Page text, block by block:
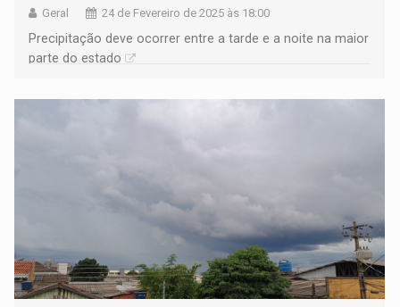
Geral 24 de Fevereiro de 2025 às 18:00
Precipitação deve ocorrer entre a tarde e a noite na maior
parte do estado